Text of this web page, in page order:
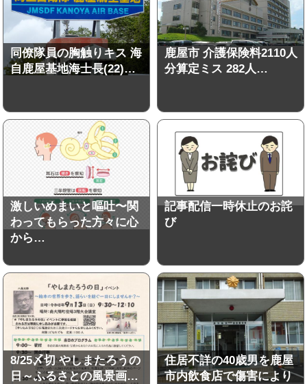
同僚隊員の胸触りキス 海
自鹿屋基地海士長(22)…
鹿屋市 介護保険料2110人
分算定ミス 282人…
激しいめまいと嘔吐〜関
わってもらった方々に心
から…
記事配信一時休止のお詫
び
8/25〆切 やしまたろうの
日～ふるさとの風景画…
住居不詳の40歳男を鹿屋
市内飲食店で傷害により